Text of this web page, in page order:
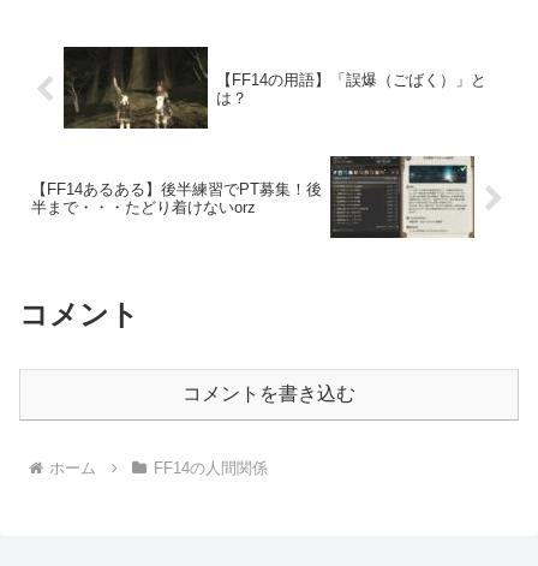
【FF14の用語】「誤爆（ごばく）」と
は？
【FF14あるある】後半練習でPT募集！後
半まで・・・たどり着けないorz
コメント
コメントを書き込む
ホーム FF14の人間関係